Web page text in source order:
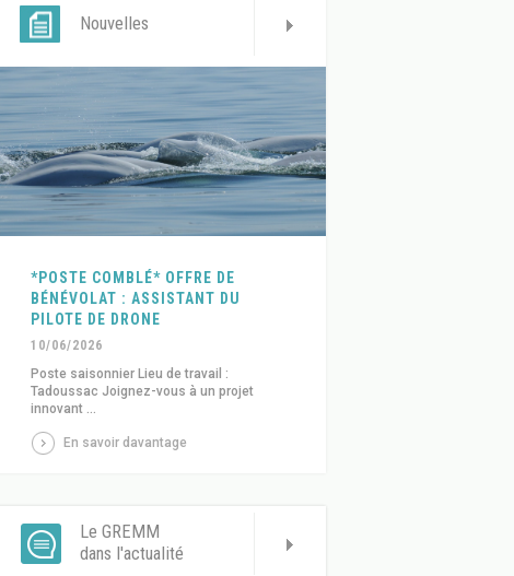
Nouvelles
*POSTE COMBLÉ* OFFRE DE
BÉNÉVOLAT : ASSISTANT DU
PILOTE DE DRONE
10/06/2026
Poste saisonnier Lieu de travail :
Tadoussac Joignez-vous à un projet
innovant ...
En savoir davantage
Le GREMM
dans l'actualité